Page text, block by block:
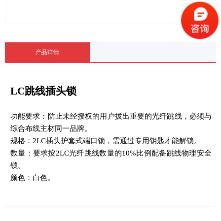
产品详情
LC跳线插头锁
功能要求：防止未经授权的用户拔出重要的光纤跳线，必须与
综合布线主材同一品牌。
规格： 2LC插头护套式端口锁，需通过专用钥匙才能解锁。
数量：要求按2LC光纤跳线数量的10%比例配备跳线物理安全
锁。
颜色：白色。